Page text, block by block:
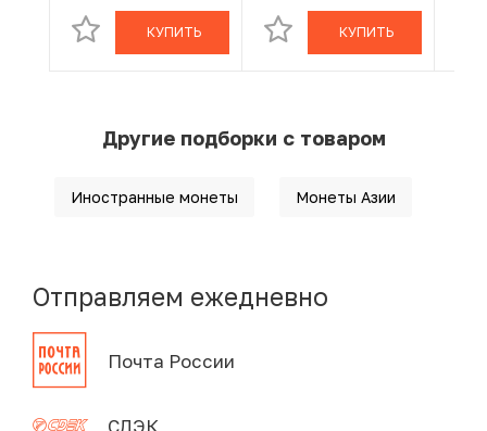
КУПИТЬ КУПИТЬ
Другие подборки с товаром
Иностранные монеты Монеты Азии
Отправляем ежедневно
Почта России
СДЭК